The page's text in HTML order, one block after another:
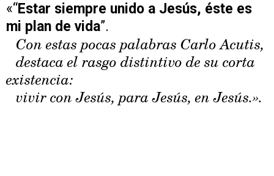
«“Estar siempre unido a Jesús, éste es
mi plan de vida”.
Con estas pocas palabras Carlo Acutis,
destaca el rasgo distintivo de su corta
existencia:
vivir con Jesús, para Jesús, en Jesús.».